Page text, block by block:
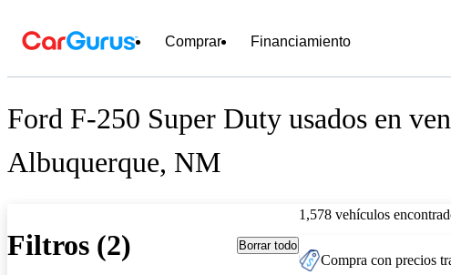
Comprar Financiamiento
Ford F-250 Super Duty usados en
Albuquerque, NM
Filtros (2) Borrar todo
1,578 vehículos
Compra con precios